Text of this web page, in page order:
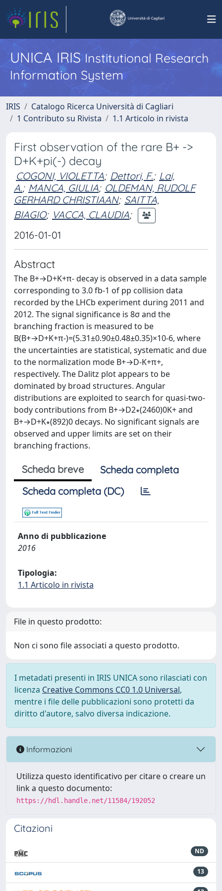
UNICA IRISInstitutional Research
Information System
IRIS
Catalogo Ricerca Università di Cagliari
1 Contributo su Rivista
1.1 Articolo in rivista
First observation of the rare B+ ->
D+K+pi(-) decay
COGONI, VIOLETTA; Dettori, F.; Lai,
A.; MANCA, GIULIA; OLDEMAN, RUDOLF
GERHARD CHRISTIAAN; SAITTA,
BIAGIO; VACCA, CLAUDIA;
2016-01-01
Abstract
The B+→D+K+π- decay is observed in a data sample
corresponding to 3.0 fb-1 of pp collision data
recorded by the LHCb experiment during 2011 and
2012. The signal significance is 8σ and the
branching fraction is measured to be
B(B+→D+K+π-)=(5.31±0.90±0.48±0.35)×10-6, where
the uncertainties are statistical, systematic and due
to the normalization mode B+→D-K+π+,
respectively. The Dalitz plot appears to be
dominated by broad structures. Angular
distributions are exploited to search for quasi-two-
body contributions from B+→D2∗(2460)0K+ and
B+→D+K∗(892)0 decays. No significant signals are
observed and upper limits are set on their
branching fractions.
Scheda breve
Scheda completa
Scheda completa (DC)
Anno di pubblicazione
2016
Tipologia:
1.1 Articolo in rivista
File in questo prodotto:
Non ci sono file associati a questo prodotto.
I metadati presenti in IRIS UNICA sono rilasciati con
licenza Creative Commons CC0 1.0 Universal,
mentre i file delle pubblicazioni sono protetti da
diritto d'autore, salvo diversa indicazione.
Informazioni
Utilizza questo identificativo per citare o creare un
link a questo documento:
https://hdl.handle.net/11584/192052
Citazioni
ND
13